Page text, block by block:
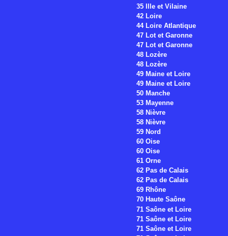
35 Ille et Vilaine
42 Loire
44 Loire Atlantique
47 Lot et Garonne
47 Lot et Garonne
48 Lozère
48 Lozère
49 Maine et Loire
49 Maine et Loire
50 Manche
53 Mayenne
58 Nièvre
58 Nièvre
59 Nord
60 Oise
60 Oise
61 Orne
62 Pas de Calais
62 Pas de Calais
69 Rhône
70 Haute Saône
71 Saône et Loire
71 Saône et Loire
71 Saône et Loire